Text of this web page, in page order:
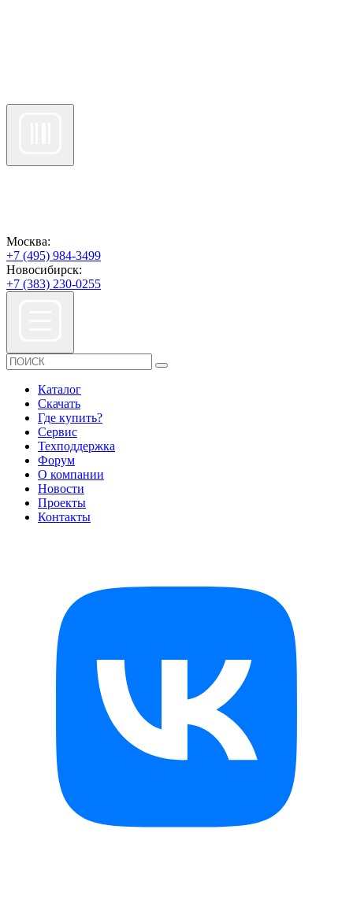
Москва:
+7 (495) 984-3499
Новосибирск:
+7 (383) 230-0255
Каталог
Скачать
Где купить?
Сервис
Техподдержка
Форум
О компании
Новости
Проекты
Контакты